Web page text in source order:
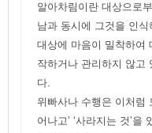
알아차림이란 대상으로
남과 동시에 그것을 인
대상에 마음이 밀착하여
작하거나 관리하지 않고
다.
위빠사나 수행은 이처럼
어나고’ ‘사라지는 것’